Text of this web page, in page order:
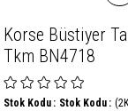
Korse Büstiyer
Tkm BN4718
Stok Kodu Stok Kodu